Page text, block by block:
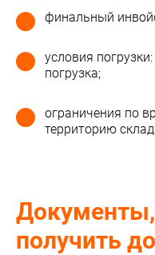
финальный
условия
погрузка;
ограничения по
территорию
получить